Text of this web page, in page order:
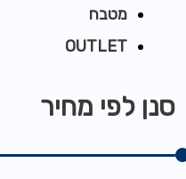
מטבח
OUTLET
סנן לפי מחיר